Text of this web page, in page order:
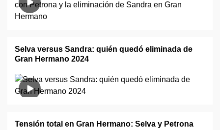
Selva versus Sandra: quién quedó eliminada de
Gran Hermano 2024
Tensión total en Gran Hermano: Selva y Petrona